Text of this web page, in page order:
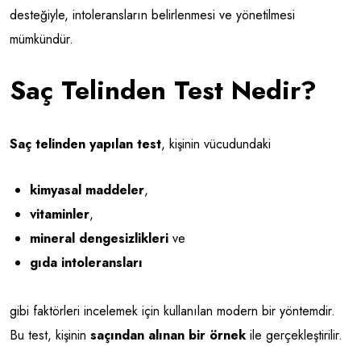
desteğiyle, intoleransların belirlenmesi ve yönetilmesi
mümkündür.
Saç Telinden Test Nedir?
Saç telinden yapılan test, kişinin vücudundaki
kimyasal maddeler,
vitaminler,
mineral dengesizlikleri ve
gıda intoleransları
gibi faktörleri incelemek için kullanılan modern bir yöntemdir.
Bu test, kişinin saçından alınan bir örnekile gerçekleştirilir.